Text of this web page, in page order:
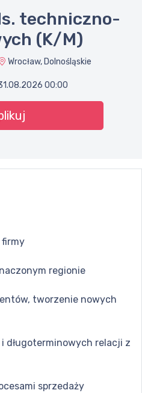
techniczno-
(K/M)
Wrocław, Dolnośląskie
00:00
firmy
regionie
tworzenie nowych
długoterminowych relacji z
sprzedaży